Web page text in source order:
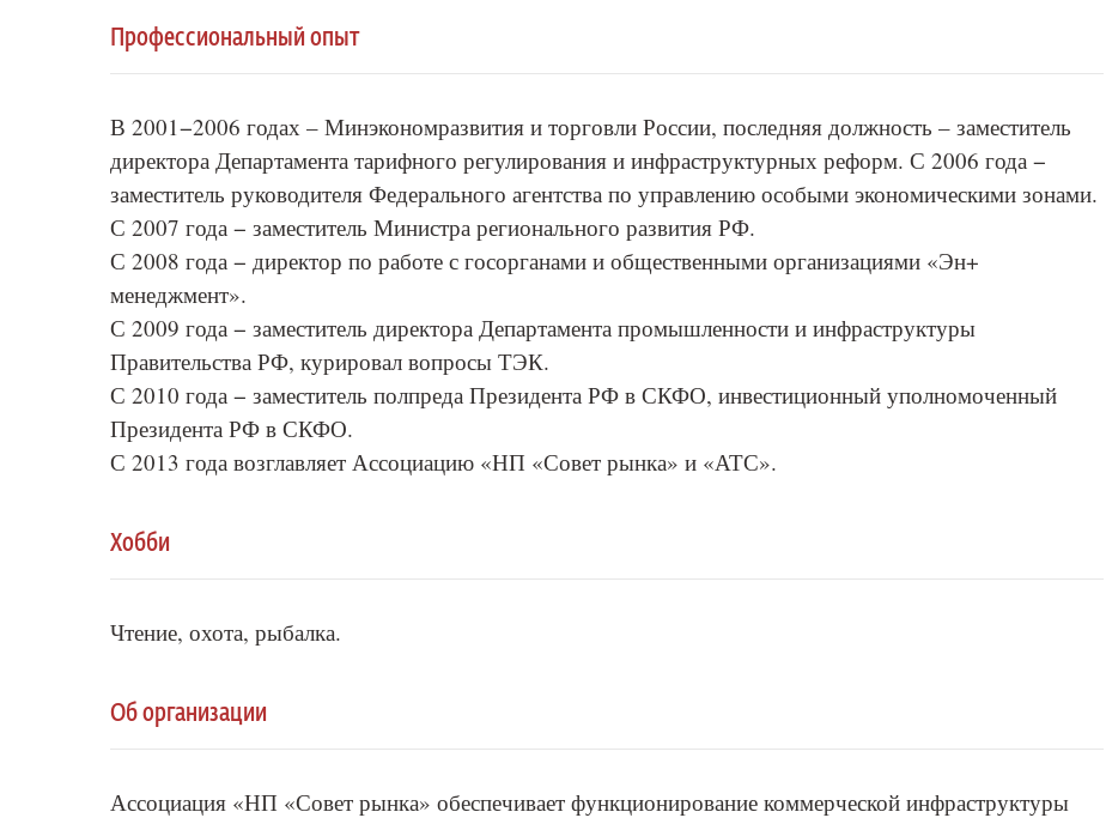
Профессиональный опыт
В 2001−2006 годах – Минэкономразвития и торговли России, последняя должность – заместитель
директора Департамента тарифного регулирования и инфраструктурных реформ. С 2006 года −
заместитель руководителя Федерального агентства по управлению особыми экономическими зонами.
С 2007 года − заместитель Министра регионального развития РФ.
С 2008 года − директор по работе с госорганами и общественными организациями «Эн+
менеджмент».
С 2009 года − заместитель директора Департамента промышленности и инфраструктуры
Правительства РФ, курировал вопросы ТЭК.
С 2010 года − заместитель полпреда Президента РФ в СКФО, инвестиционный уполномоченный
Президента РФ в СКФО.
С 2013 года возглавляет Ассоциацию «НП «Совет рынка» и «АТС».
Хобби
Чтение, охота, рыбалка.
Об организации
Ассоциация «НП «Совет рынка» обеспечивает функционирование коммерческой инфраструктуры